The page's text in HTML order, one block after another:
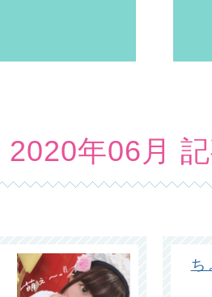
2020年06月
ち